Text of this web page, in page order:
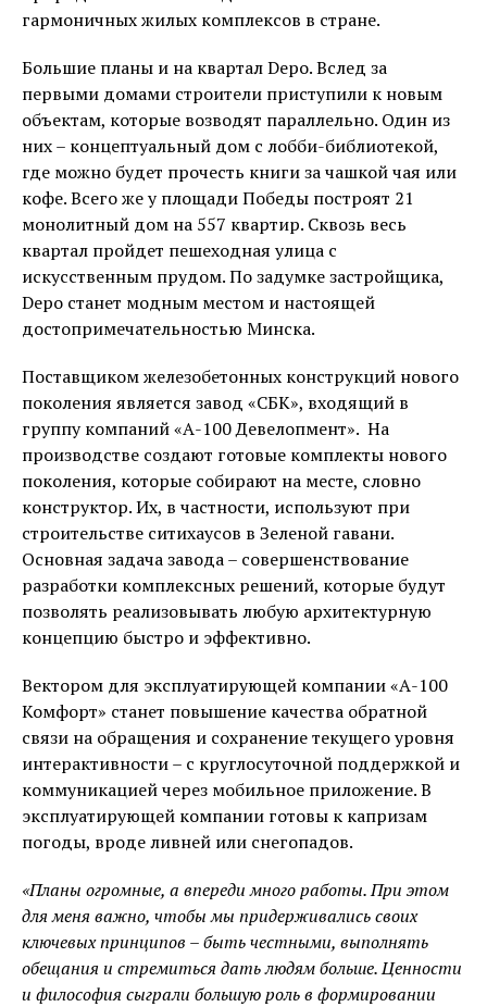
гармоничных жилых комплексов в стране.
Большие планы и на квартал Depo. Вслед за
первыми домами строители приступили к новым
объектам, которые возводят параллельно. Один из
них – концептуальный дом с лобби-библиотекой,
где можно будет прочесть книги за чашкой чая или
кофе. Всего же у площади Победы построят 21
монолитный дом на 557 квартир. Сквозь весь
квартал пройдет пешеходная улица с
искусственным прудом. По задумке застройщика,
Depo станет модным местом и настоящей
достопримечательностью Минска.
Поставщиком железобетонных конструкций нового
поколения является завод «СБК», входящий в
группу компаний «А-100 Девелопмент». На
производстве создают готовые комплекты нового
поколения, которые собирают на месте, словно
конструктор. Их, в частности, используют при
строительстве ситихаусов в Зеленой гавани.
Основная задача завода – совершенствование
разработки комплексных решений, которые будут
позволять реализовывать любую архитектурную
концепцию быстро и эффективно.
Вектором для эксплуатирующей компании «А-100
Комфорт» станет повышение качества обратной
связи на обращения и сохранение текущего уровня
интерактивности – с круглосуточной поддержкой и
коммуникацией через мобильное приложение. В
эксплуатирующей компании готовы к капризам
погоды, вроде ливней или снегопадов.
«Планы огромные, а впереди много работы. При этом
для меня важно, чтобы мы придерживались своих
ключевых принципов – быть честными, выполнять
обещания и стремиться дать людям больше. Ценности
и философия сыграли большую роль в формировании